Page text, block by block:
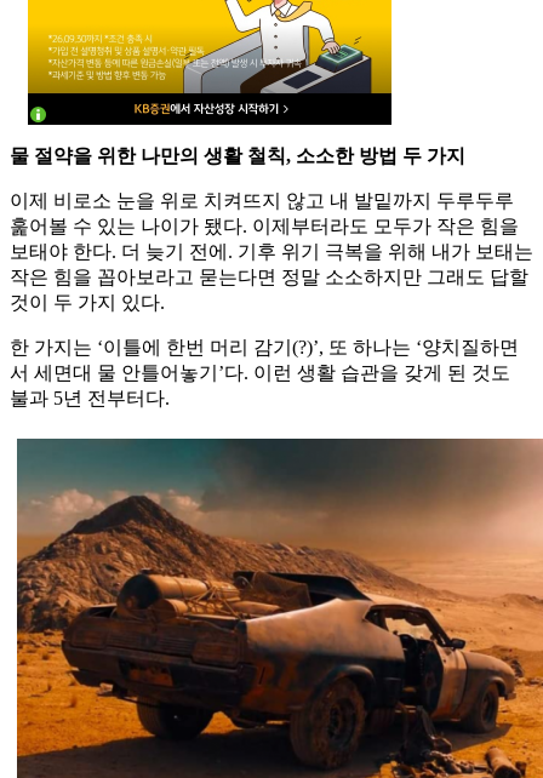
물 절약을 위한 나만의 생활 철칙, 소소한 방법 두 가지
이제 비로소 눈을 위로 치켜뜨지 않고 내 발밑까지 두루두루
훑어볼 수 있는 나이가 됐다. 이제부터라도 모두가 작은 힘을
보태야 한다. 더 늦기 전에. 기후 위기 극복을 위해 내가 보태는
작은 힘을 꼽아보라고 묻는다면 정말 소소하지만 그래도 답할
것이 두 가지 있다.
한 가지는 ‘이틀에 한번 머리 감기(?)’, 또 하나는 ‘양치질하면
서 세면대 물 안틀어놓기’다. 이런 생활 습관을 갖게 된 것도
불과 5년 전부터다.